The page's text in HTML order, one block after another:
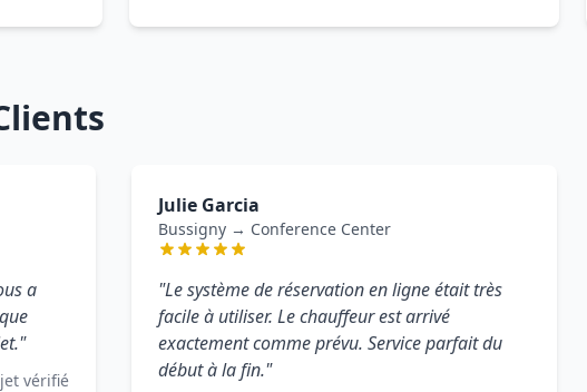
a
vérifié
Julie Garcia
Bussigny → Conference Center
"Le système de réservation en ligne était très
facile à utiliser. Le chauffeur est arrivé
exactement comme prévu. Service parfait du
début à la fin."